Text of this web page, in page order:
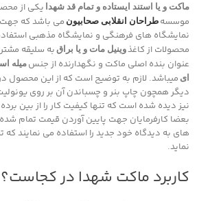
ماکت و یا استند ایستاده و تمام قد شهدا یکی از
موسسه طراحان انقلابی صحابیون می باشد که جهت
نمایشگاه های فرهنگی و نمایشگاه مذهبی
محصولات از کاغذوینیل مات و یا براقبه سلیقه
عنوان بنده اصلی ماکت و نگهدارنده از جنس میله
ای میباشد. لازم به توضیح است که از این محصول
دیگر همچون چاپ بنر و چسباندن آن بر روی
نیز دیده شده است که تنها کیفیت کار را از بین
بعضا کارفرمایان جهت پایین آوردن قیمت تمام
های به دیدگاه خود جدید را استفاده می نمایند که
نماید.
کاربرد ماکت شهدا در کجاست؟